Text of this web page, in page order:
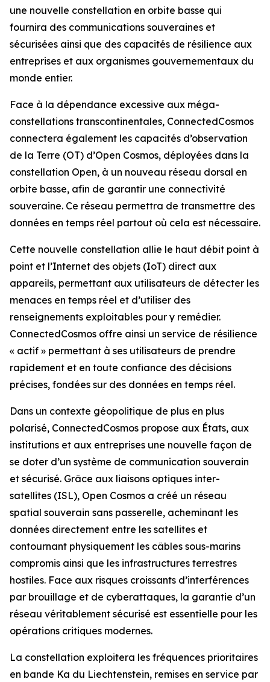
une nouvelle constellation en orbite basse qui
fournira des communications souveraines et
sécurisées ainsi que des capacités de résilience aux
entreprises et aux organismes gouvernementaux du
monde entier.
Face à la dépendance excessive aux méga-
constellations transcontinentales, ConnectedCosmos
connectera également les capacités d’observation
de la Terre (OT) d’Open Cosmos, déployées dans la
constellation Open, à un nouveau réseau dorsal en
orbite basse, afin de garantir une connectivité
souveraine. Ce réseau permettra de transmettre des
données en temps réel partout où cela est nécessaire.
Cette nouvelle constellation allie le haut débit point à
point et l’Internet des objets (IoT) direct aux
appareils, permettant aux utilisateurs de détecter les
menaces en temps réel et d’utiliser des
renseignements exploitables pour y remédier.
ConnectedCosmos offre ainsi un service de résilience
« actif » permettant à ses utilisateurs de prendre
rapidement et en toute confiance des décisions
précises, fondées sur des données en temps réel.
Dans un contexte géopolitique de plus en plus
polarisé, ConnectedCosmos propose aux États, aux
institutions et aux entreprises une nouvelle façon de
se doter d’un système de communication souverain
et sécurisé. Grâce aux liaisons optiques inter-
satellites (ISL), Open Cosmos a créé un réseau
spatial souverain sans passerelle, acheminant les
données directement entre les satellites et
contournant physiquement les câbles sous-marins
compromis ainsi que les infrastructures terrestres
hostiles. Face aux risques croissants d’interférences
par brouillage et de cyberattaques, la garantie d’un
réseau véritablement sécurisé est essentielle pour les
opérations critiques modernes.
La constellation exploitera les fréquences prioritaires
en bande Ka du Liechtenstein, remises en service par